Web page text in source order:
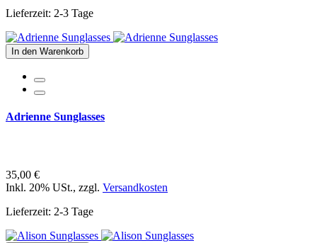
Lieferzeit: 2-3 Tage
In den Warenkorb
Adrienne Sunglasses
35,00 €
Inkl. 20% USt., zzgl. Versandkosten
Lieferzeit: 2-3 Tage